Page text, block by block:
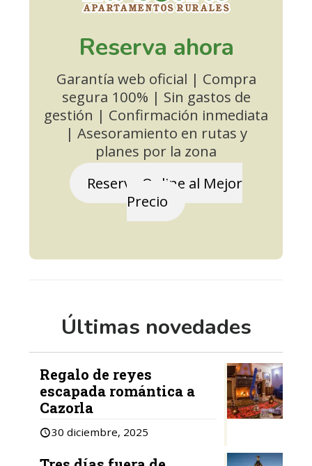
Reserva ahora
Garantía web oficial | Compra
segura 100% | Sin gastos de
gestión | Confirmación inmediata
| Asesoramiento en rutas y
planes por la zona
Reserva Online al Mejor
Precio
Últimas novedades
Regalo de reyes
escapada romántica a
Cazorla
30 diciembre, 2025